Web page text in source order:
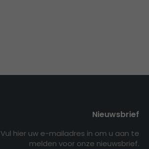
Nieuwsbrief
Vul hier uw e-mailadres in om u aan te
melden voor onze nieuwsbrief.